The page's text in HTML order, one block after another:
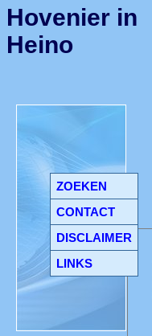
ZOEKEN
CONTACT
DISCLAIMER
LINKS
Hovenier in
Heino